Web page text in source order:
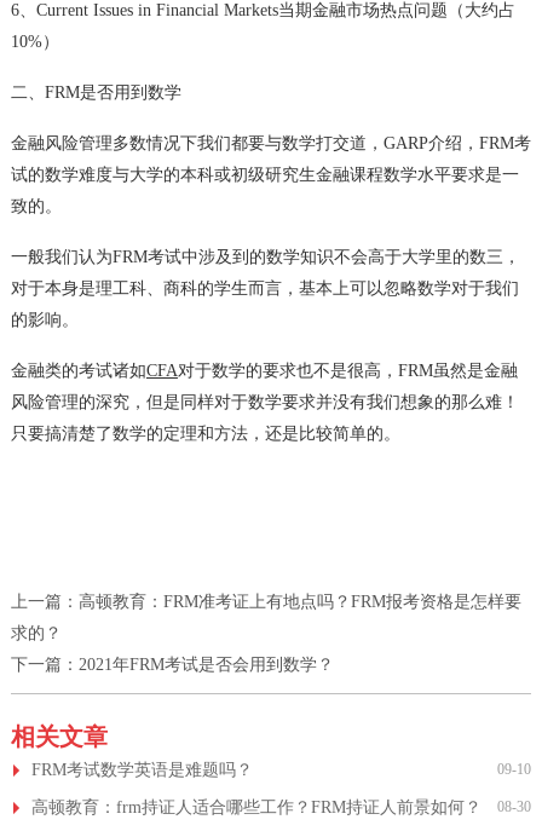
6、Current Issues in Financial Markets当期金融市场热点问题（大约占
10%）
二、FRM是否用到数学
金融风险管理多数情况下我们都要与数学打交道，GARP介绍，FRM考
试的数学难度与大学的本科或初级研究生金融课程数学水平要求是一
致的。
一般我们认为FRM考试中涉及到的数学知识不会高于大学里的数三，
对于本身是理工科、商科的学生而言，基本上可以忽略数学对于我们
的影响。
金融类的考试诸如CFA对于数学的要求也不是很高，FRM虽然是金融
风险管理的深究，但是同样对于数学要求并没有我们想象的那么难！
只要搞清楚了数学的定理和方法，还是比较简单的。
上一篇： 高顿教育：FRM准考证上有地点吗？FRM报考资格是怎样要
求的？
下一篇： 2021年FRM考试是否会用到数学？
相关文章
FRM考试数学英语是难题吗？ 09-10
高顿教育：frm持证人适合哪些工作？FRM持证人前景如何？ 08-30